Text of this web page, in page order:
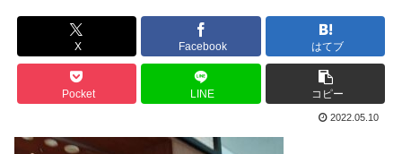
X Facebook はてブ
Pocket LINE コピー
2022.05.10